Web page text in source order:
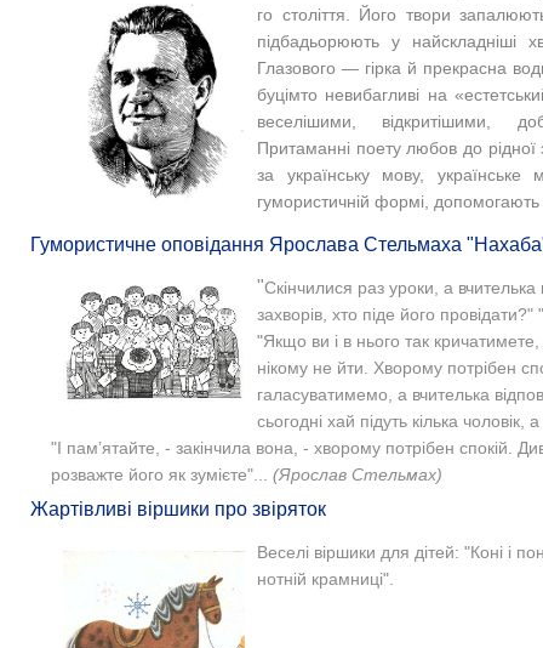
го століття. Його твори
підбадьорюють у найскладніші
Глазового — гірка й прекрасна
буцімто невибагливі на
веселішими, відкритішими,
Притаманні поету любов до рідної
за українську мову,
гумористичній формі,
Гумористичне оповідання Ярослава Стельмаха
"Скінчилися раз уроки, а
захворів, хто піде його провідати?" "
"Якщо ви і в нього так
нікому не йти. Хворому потрібен
галасуватимемо, а вчителька
сьогодні хай підуть кілька чоловік,
"І пам’ятайте, - закінчила вона, - хворому потрібен спокій.
розважте його як зумієте"... (Ярослав Стельмах)
Жартівливі віршики про звіряток
Веселі віршики для дітей: "Коні і
нотній крамниці".